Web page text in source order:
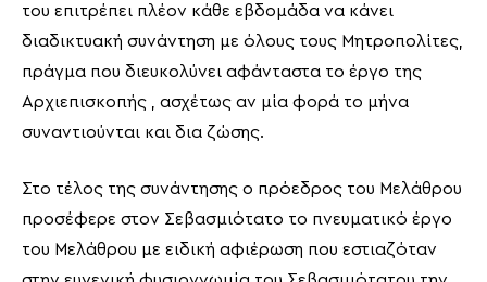
του επιτρέπει πλέον κάθε εβδομάδα να κάνει
διαδικτυακή συνάντηση με όλους τους Μητροπολίτες,
πράγμα που διευκολύνει αφάνταστα το έργο της
Αρχιεπισκοπής , ασχέτως αν μία φορά το μήνα
συναντιούνται και δια ζώσης.
Στο τέλος της συνάντησης ο πρόεδρος του Μελάθρου
προσέφερε στον Σεβασμιότατο το πνευματικό έργο
του Μελάθρου με ειδική αφιέρωση που εστιαζόταν